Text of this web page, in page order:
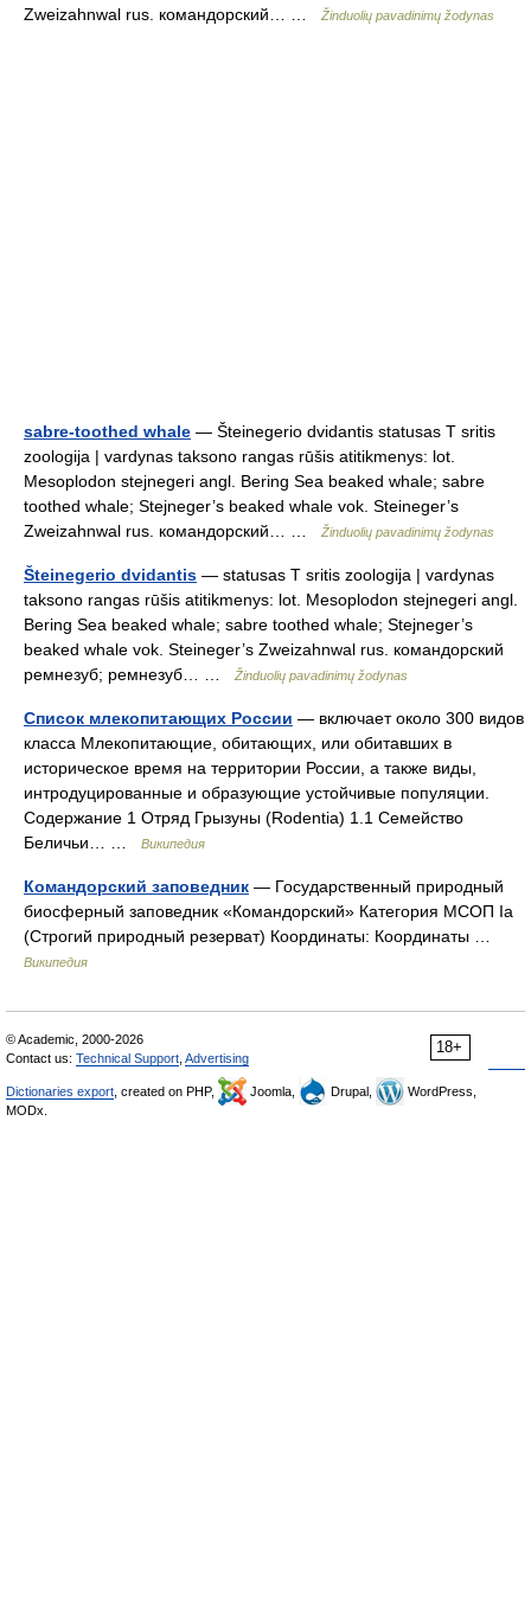
Zweizahnwal rus. командорский… …
Žinduolių pavadinimų žodynas
sabre-toothed whale — Šteinegerio dvidantis statusas T sritis
zoologija | vardynas taksono rangas rūšis atitikmenys: lot.
Mesoplodon stejnegeri angl. Bering Sea beaked whale; sabre
toothed whale; Stejneger’s beaked whale vok. Steineger’s
Zweizahnwal rus. командорский… …
Žinduolių pavadinimų žodynas
Šteinegerio dvidantis — statusas T sritis zoologija | vardynas
taksono rangas rūšis atitikmenys: lot. Mesoplodon stejnegeri angl.
Bering Sea beaked whale; sabre toothed whale; Stejneger’s
beaked whale vok. Steineger’s Zweizahnwal rus. командорский
ремнезуб; ремнезуб… …
Žinduolių pavadinimų žodynas
Список млекопитающих России — включает около 300 видов
класса Млекопитающие, обитающих, или обитавших в
историческое время на территории России, а также виды,
интродуцированные и образующие устойчивые популяции.
Содержание 1 Отряд Грызуны (Rodentia) 1.1 Семейство
Беличьи… …
Википедия
Командорский заповедник — Государственный природный
биосферный заповедник «Командорский» Категория МСОП Ia
(Строгий природный резерват) Координаты: Координаты …
Википедия
18+
© Academic, 2000-2026
Contact us: Technical Support Advertising
Dictionaries export , created on PHP, Joomla, Drupal,
WordPress,
MODx.